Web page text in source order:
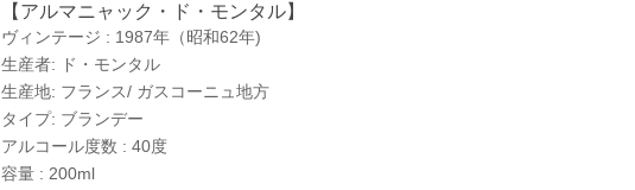
【アルマニャック・ド・モンタル】
ヴィンテージ : 1987年（昭和62年)
生産者: ド・モンタル
生産地: フランス/ ガスコーニュ地方
タイプ: ブランデー
アルコール度数 : 40度
容量 : 200ml